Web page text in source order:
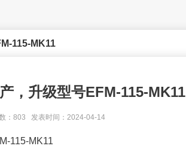
115-MK11
，升级型号EFM-115-MK11
：803 发表时间：2024-04-14
115-MK11